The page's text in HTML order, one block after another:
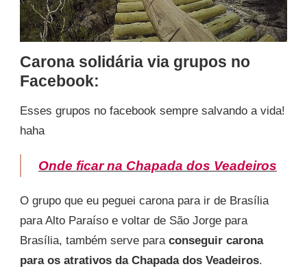
Carona solidária via grupos no
Facebook:
Esses grupos no facebook sempre salvando a vida!
haha
Onde ficar na Chapada dos Veadeiros
O grupo que eu peguei carona para ir de Brasília
para Alto Paraíso e voltar de São Jorge para
Brasília, também serve para conseguir carona
para os atrativos da Chapada dos Veadeiros.